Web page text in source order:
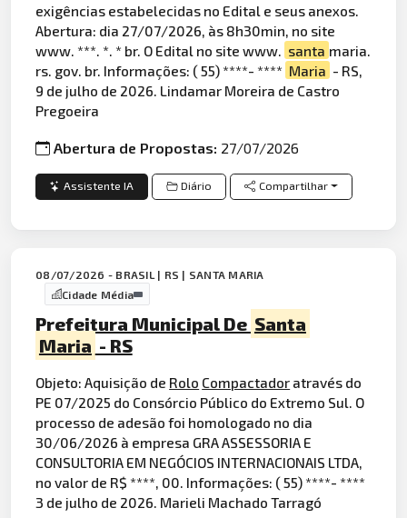
exigências estabelecidas no Edital e seus anexos.
Abertura: dia 27/07/2026, às 8h30min, no site
www. ***. *. * br. O Edital no site www.
santa maria.
rs. gov. br. Informações: ( 55) ****- **** Maria - RS,
9 de julho de 2026. Lindamar Moreira de Castro
Pregoeira
Abertura de Propostas: 27/07/2026
Assistente IA Diário Compartilhar
08/07/2026 - BRASIL | RS | SANTA MARIA
Cidade Média
Prefeitura Municipal De Santa
Maria - RS
Objeto: Aquisição de Rolo Compactador através do
PE 07/2025 do Consórcio Público do Extremo Sul. O
processo de adesão foi homologado no dia
30/06/2026 à empresa GRA ASSESSORIA E
CONSULTORIA EM NEGÓCIOS INTERNACIONAIS LTDA,
no valor de R$ ****, 00. Informações: ( 55) ****- ****
3 de julho de 2026. Marieli Machado Tarragó